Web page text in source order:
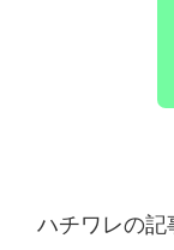
ハチワレの記